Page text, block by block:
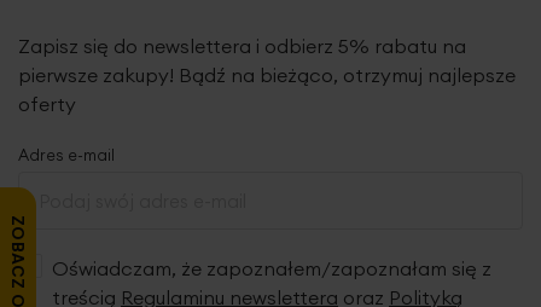
Zapisz się do newslettera i odbierz 5% rabatu na
pierwsze zakupy! Bądź na bieżąco, otrzymuj najlepsze
oferty
Adres e-mail
Oświadczam, że zapoznałem/zapoznałam się z
treścią Regulaminu newslettera oraz Polityką